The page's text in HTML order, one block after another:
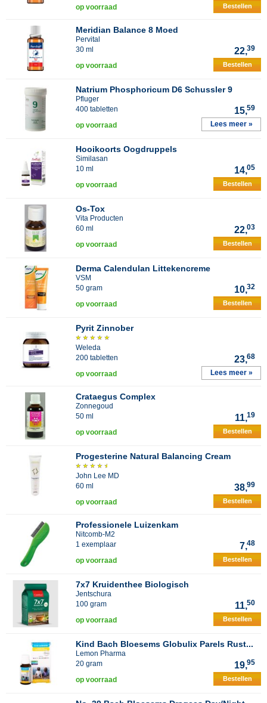
op voorraad Bestellen
Meridian Balance 8 Moed
Pervital
30 ml
22,39
op voorraad Bestellen
Natrium Phosphoricum D6 Schussler 9
Pfluger
400 tabletten
15,59
op voorraad Lees meer »
Hooikoorts Oogdruppels
Similasan
10 ml
14,05
op voorraad Bestellen
Os-Tox
Vita Producten
60 ml
22,03
op voorraad Bestellen
Derma Calendulan Littekencreme
VSM
50 gram
10,32
op voorraad Bestellen
Pyrit Zinnober
Weleda
200 tabletten
23,68
op voorraad Lees meer »
Crataegus Complex
Zonnegoud
50 ml
11,19
op voorraad Bestellen
Progesterine Natural Balancing Cream
John Lee MD
60 ml
38,99
op voorraad Bestellen
Professionele Luizenkam
Nitcomb-M2
1 exemplaar
7,48
op voorraad Bestellen
7x7 Kruidenthee Biologisch
Jentschura
100 gram
11,50
op voorraad Bestellen
Kind Bach Bloesems Globulix Parels Rust...
Lemon Pharma
20 gram
19,95
op voorraad Bestellen